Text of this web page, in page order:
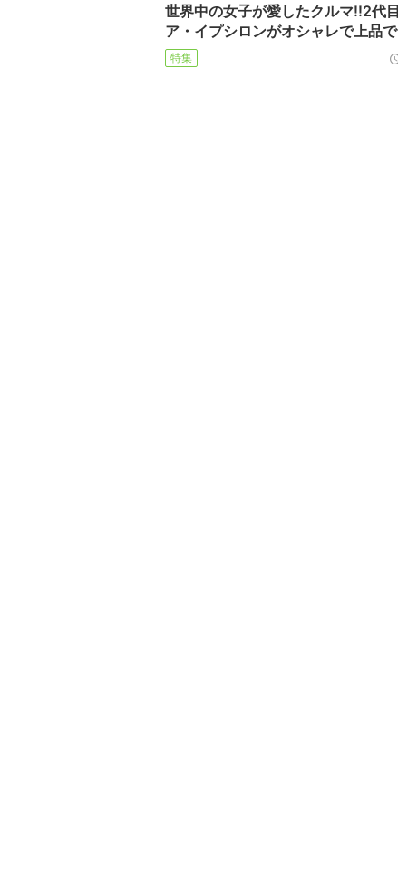
世界中の女子が愛したクルマ!!2代
ア・イプシロンがオシャレで上品
特集